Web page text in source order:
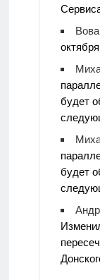
Вова
будет
будет